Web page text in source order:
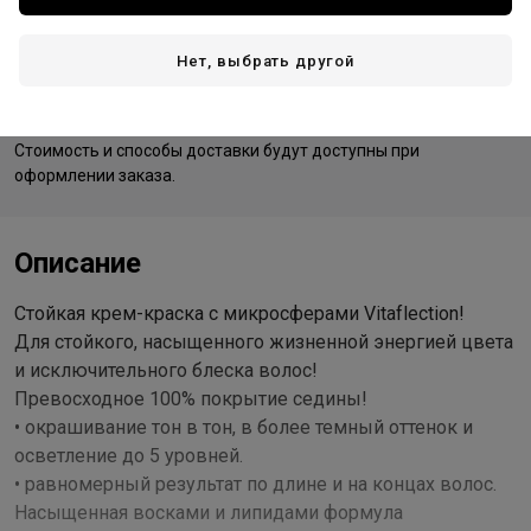
Стоимость и способы доставки будут доступны при
оформлении заказа.
Описание
Стойкая крем-краска с микросферами Vitaflection!
Для стойкого, насыщенного жизненной энергией цвета
и исключительного блеска волос!
Превосходное 100% покрытие седины!
• окрашивание тон в тон, в более темный оттенок и
осветление до 5 уровней.
• равномерный результат по длине и на концах волос.
Насыщенная восками и липидами формула
Нет, выбрать другой